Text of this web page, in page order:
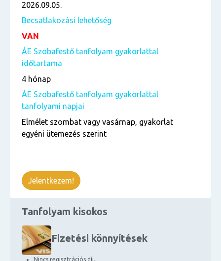
Tanfolyam kisokos
Fizetési könnyítések
Nincs regisztrációs díj.
2026.09.05.
Becsatlakozási lehetőség
VAN
ÁE Szobafestő tanfolyam gyakorlattal
időtartama
4 hónap
ÁE Szobafestő tanfolyam gyakorlattal
tanfolyami napjai
Elmélet szombat vagy vasárnap, gyakorlat
egyéni ütemezés szerint
Jelentkezem!